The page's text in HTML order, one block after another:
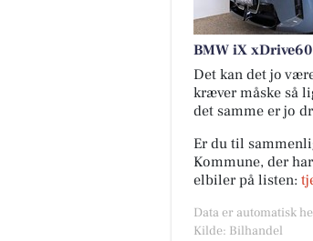
BMW iX
Det kan det jo
kræver måske så
det samme er jo
Er du til
Kommune, der
elbiler på listen:
Data er automatisk
Kilde: Bilhandel